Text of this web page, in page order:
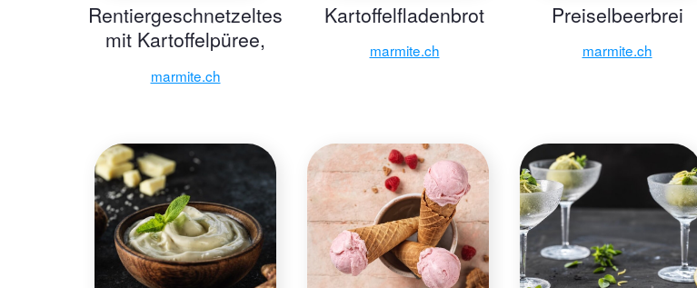
Rentiergeschnetzeltes
mit Kartoffelpüree,
Preiselbeeren und
Gewürzgurken
marmite.ch
Kartoffelfladenbrot
marmite.ch
Preiselbeerbrei
marmite.ch